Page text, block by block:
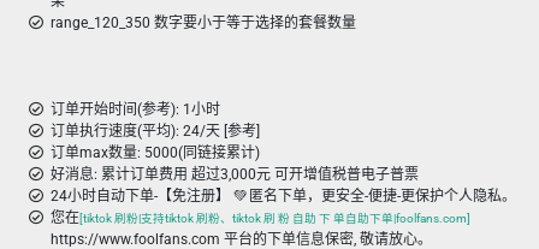
range_120_350 数字要小于等于选择的套餐数量
订单开始时间(参考): 1小时
订单执行速度(平均): 24/天 [参考]
订单max数量: 5000(同链接累计)
好消息: 累计订单费用 超过3,000元 可开增值税普电子普票
24小时自动下单-【免注册】 💚 匿名下单，更安全-便捷-更保护个人隐私。
您在[tiktok 刷粉|支持tiktok 刷粉、tiktok 刷 粉 自助 下 单自助下单|foolfans.com]
https://www.foolfans.com 平台的下单信息保密, 敬请放心。